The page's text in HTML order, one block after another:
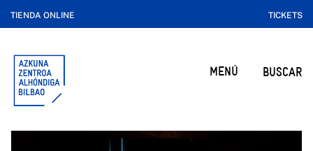
TIENDA ONLINE TICKETS
MENÚ BUSCAR